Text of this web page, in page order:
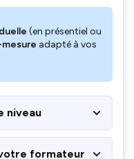
(en présentiel ou
adapté à vos
niveau
formateur